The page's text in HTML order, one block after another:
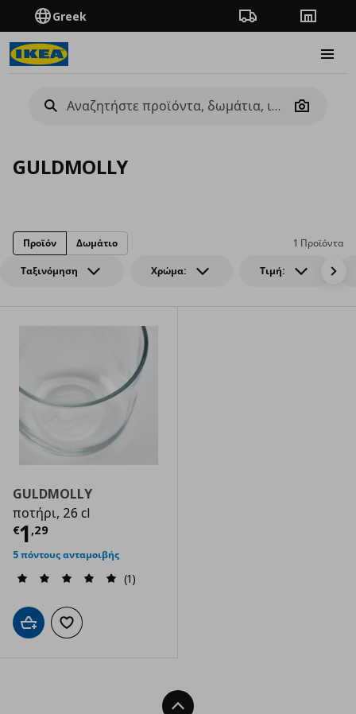
Greek Πορεία παραγγελίας
Camera
GULDMOLLY
Ταξινόμηση Χρώμα: Τιμή:
1 Προϊόντα
Προϊόν Δωμάτιο
GULDMOLLY
ποτήρι, 26 cl
€1 ,29
Τρέχουσα τιμή
5 πόντους ανταμοιβής
(1)
Προσθήκη στο καλάθι
Προσθήκη στα αγαπημένα
Back To Top